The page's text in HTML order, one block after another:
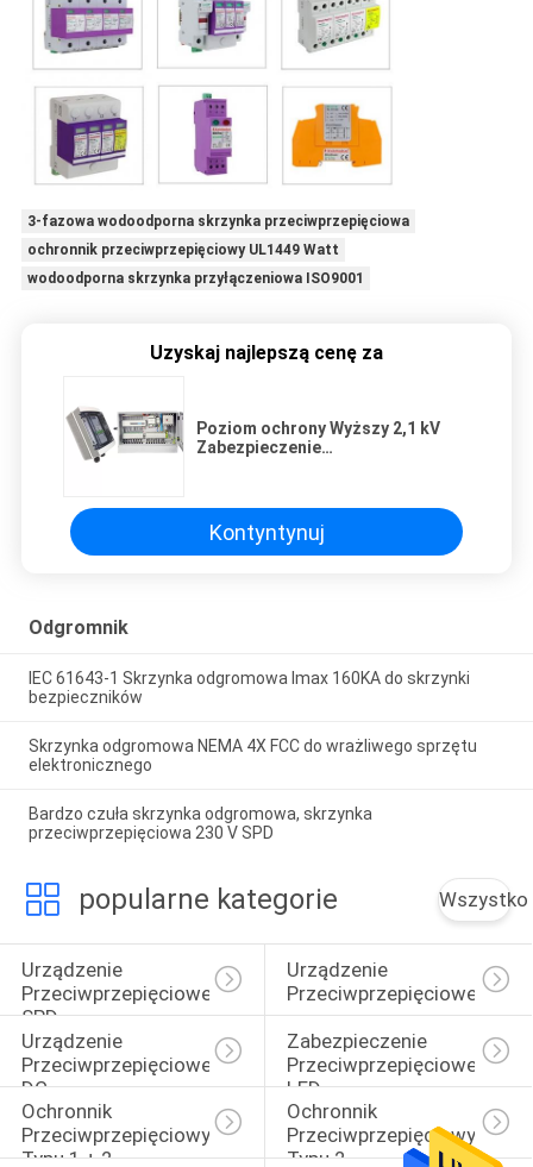
3-fazowa wodoodporna skrzynka przeciwprzepięciowa
ochronnik przeciwprzepięciowy UL1449 Watt
wodoodporna skrzynka przyłączeniowa ISO9001
Uzyskaj najlepszą cenę za
Poziom ochrony Wyższy 2,1 kV
Zabezpieczenie
ochrony elektrycznej
Kontyntynuj
Odgromnik
IEC 61643-1 Skrzynka odgromowa Imax 160KA do skrzynki
bezpieczników
Skrzynka odgromowa NEMA 4X FCC do wrażliwego sprzętu
elektronicznego
Bardzo czuła skrzynka odgromowa, skrzynka
przeciwprzepięciowa 230 V SPD
popularne kategorie Wszystko
Urządzenie
Przeciwprzepięciowe
SPD
Urządzenie
Przeciwprzepięciowe
Urządzenie
Przeciwprzepięciowe
DC
Zabezpieczenie
Przeciwprzepięciowe
LED
Ochronnik
Przeciwprzepięciowy
Typu 1 + 2
Ochronnik
Przeciwprzepięciowy
Typu 2